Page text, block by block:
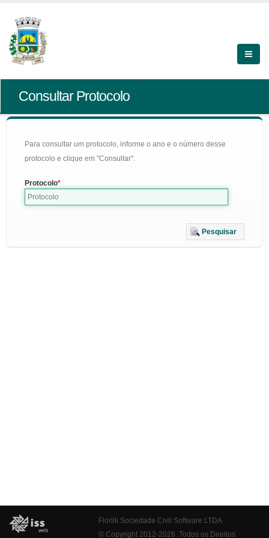
Consultar Protocolo
Para consultar um protocolo, informe o ano e o número desse
protocolo e clique em "Consultar".
Protocolo
Pesquisar
Fiorilli Sociedade Civil Software LTDA
© Copyright 2012-2026. Todos os Direitos